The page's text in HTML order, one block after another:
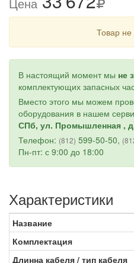
Товар не
В настоящий момент мы не
комплектующих запасных
Вместо этого мы можем
оборудования в нашем
СПб, ул. Промышленная ,
Телефон: (812) 599-50-50,
Пн-пт: с 9:00 до 18:00
Характеристики
Название
Комплектация
Длинна кабеля / тип кабеля